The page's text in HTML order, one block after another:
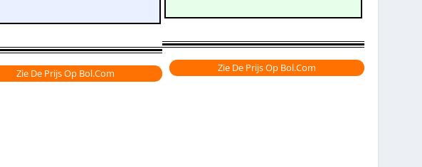
Zie De Prijs Op Bol.com Zie De Prijs Op Bol.com